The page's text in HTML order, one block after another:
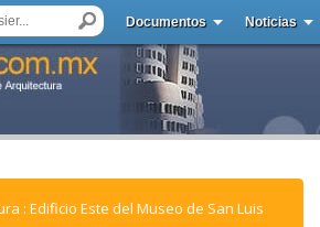
Documentos Noticias
: Edificio Este del Museo de San Luis